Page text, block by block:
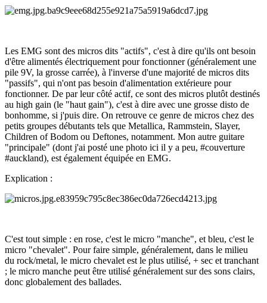
Les EMG sont des micros dits "actifs", c'est à dire qu'ils ont besoin
d'être alimentés électriquement pour fonctionner (généralement une
pile 9V, la grosse carrée), à l'inverse d'une majorité de micros dits
"passifs", qui n'ont pas besoin d'alimentation extérieure pour
fonctionner. De par leur côté actif, ce sont des micros plutôt destinés
au high gain (le "haut gain"), c'est à dire avec une grosse disto de
bonhomme, si j'puis dire. On retrouve ce genre de micros chez des
petits groupes débutants tels que Metallica, Rammstein, Slayer,
Children of Bodom ou Deftones, notamment. Mon autre guitare
"principale" (dont j'ai posté une photo ici il y a peu, #couverture
#auckland), est également équipée en EMG.
Explication :
C'est tout simple : en rose, c'est le micro "manche", et bleu, c'est le
micro "chevalet". Pour faire simple, généralement, dans le milieu
du rock/metal, le micro chevalet est le plus utilisé, + sec et tranchant
; le micro manche peut être utilisé généralement sur des sons clairs,
donc globalement des ballades.